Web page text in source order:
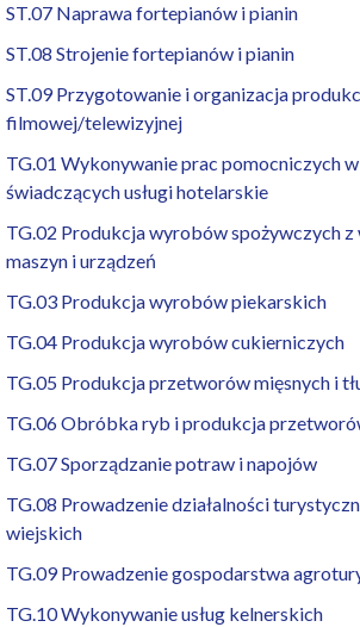
ST.07 Naprawa fortepianów i pianin
ST.08 Strojenie fortepianów i pianin
ST.09 Przygotowanie i organizacja
filmowej/telewizyjnej
TG.01 Wykonywanie prac pomocniczych
świadczących usługi hotelarskie
TG.02 Produkcja wyrobów spożywczych
maszyn i urządzeń
TG.03 Produkcja wyrobów piekarskich
TG.04 Produkcja wyrobów cukierniczych
TG.05 Produkcja przetworów mięsnych i
TG.06 Obróbka ryb i produkcja
TG.07 Sporządzanie potraw i napojów
TG.08 Prowadzenie działalności
wiejskich
TG.09 Prowadzenie gospodarstwa
TG.10 Wykonywanie usług kelnerskich